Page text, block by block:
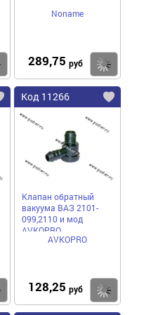
Купить
Noname
289,75 руб
Купить
Код 11266
Клапан обратный
вакуума ВАЗ 2101-
099,2110 и мод
AVKOPRO
AVKOPRO
128,25 руб